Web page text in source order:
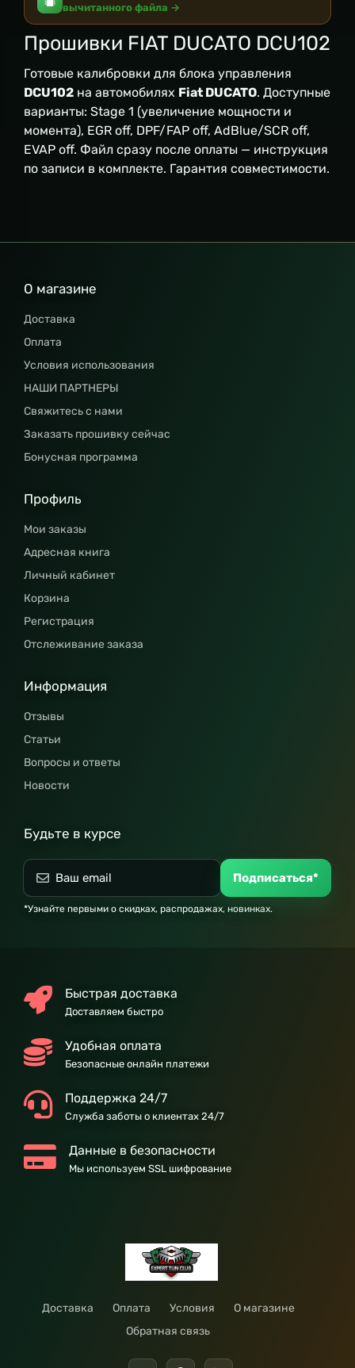
вычитанного файла →
Прошивки FIAT DUCATO DCU102
Готовые калибровки для блока управления
DCU102 на автомобилях Fiat DUCATO. Доступные
варианты: Stage 1 (увеличение мощности и
момента), EGR off, DPF/FAP off, AdBlue/SCR off,
EVAP off. Файл сразу после оплаты — инструкция
по записи в комплекте. Гарантия совместимости.
О магазине
Доставка
Оплата
Условия использования
НАШИ ПАРТНЕРЫ
Свяжитесь с нами
Заказать прошивку сейчас
Бонусная программа
Профиль
Мои заказы
Адресная книга
Личный кабинет
Корзина
Регистрация
Отслеживание заказа
Информация
Отзывы
Статьи
Вопросы и ответы
Новости
Будьте в курсе
Подписаться*
*Узнайте первыми о скидках, распродажах, новинках.
Быстрая доставка
Доставляем быстро
Удобная оплата
Безопасные онлайн платежи
Поддержка 24/7
Служба заботы о клиентах 24/7
Данные в безопасности
Мы используем SSL шифрование
Доставка Оплата Условия
О магазине
Обратная связь